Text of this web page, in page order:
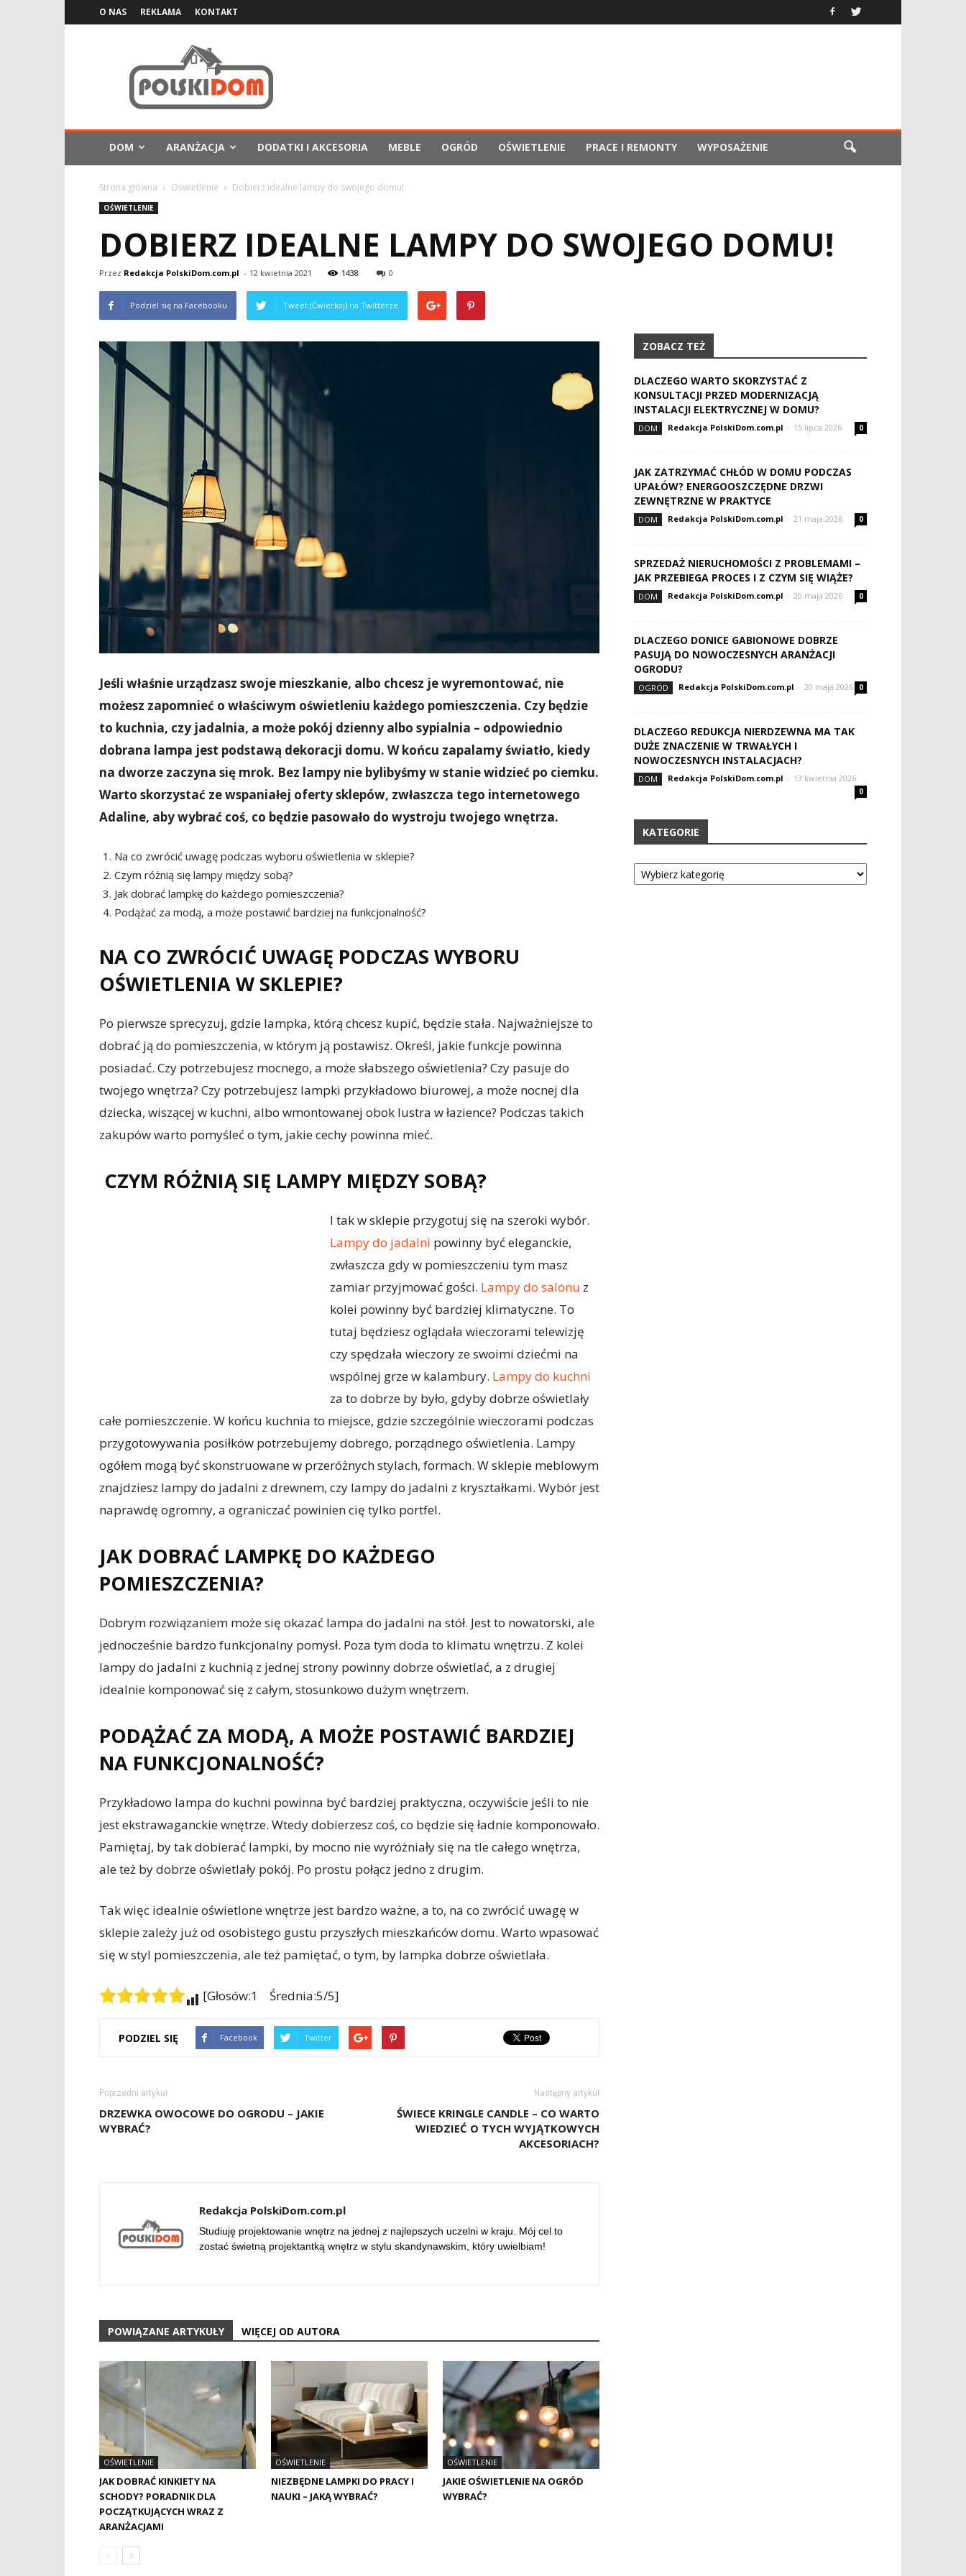
O NAS REKLAMA KONTAKT
DOM ARANŻACJA DODATKI I AKCESORIA MEBLE OGRÓD OŚWIETLENIE PRACE I REMONTY WYPOSAŻENIE
Strona główna Oświetlenie Dobierz idealne lampy do swojego domu!
OŚWIETLENIE
DOBIERZ IDEALNE LAMPY DO SWOJEGO DOMU!
Przez Redakcja PolskiDom.com.pl - 12 kwietnia 2021 1438 0
Podziel się na Facebooku Tweet (Ćwierkaj) na Twitterze
Jeśli właśnie urządzasz swoje mieszkanie, albo chcesz je wyremontować, nie
możesz zapomnieć o właściwym oświetleniu każdego pomieszczenia. Czy będzie
to kuchnia, czy jadalnia, a może pokój dzienny albo sypialnia – odpowiednio
dobrana lampa jest podstawą dekoracji domu. W końcu zapalamy światło, kiedy
na dworze zaczyna się mrok. Bez lampy nie bylibyśmy w stanie widzieć po ciemku.
Warto skorzystać ze wspaniałej oferty sklepów, zwłaszcza tego internetowego
Adaline, aby wybrać coś, co będzie pasowało do wystroju twojego wnętrza.
Na co zwrócić uwagę podczas wyboru oświetlenia w sklepie?
Czym różnią się lampy między sobą?
Jak dobrać lampkę do każdego pomieszczenia?
Podążać za modą, a może postawić bardziej na funkcjonalność?
NA CO ZWRÓCIĆ UWAGĘ PODCZAS WYBORU
OŚWIETLENIA W SKLEPIE?
Po pierwsze sprecyzuj, gdzie lampka, którą chcesz kupić, będzie stała. Najważniejsze to
dobrać ją do pomieszczenia, w którym ją postawisz. Określ, jakie funkcje powinna
posiadać. Czy potrzebujesz mocnego, a może słabszego oświetlenia? Czy pasuje do
twojego wnętrza? Czy potrzebujesz lampki przykładowo biurowej, a może nocnej dla
dziecka, wiszącej w kuchni, albo wmontowanej obok lustra w łazience? Podczas takich
zakupów warto pomyśleć o tym, jakie cechy powinna mieć.
CZYM RÓŻNIĄ SIĘ LAMPY MIĘDZY SOBĄ?
I tak w sklepie przygotuj się na szeroki wybór.
Lampy do jadalni powinny być eleganckie,
zwłaszcza gdy w pomieszczeniu tym masz
zamiar przyjmować gości. Lampy do salonu z
kolei powinny być bardziej klimatyczne. To
tutaj będziesz oglądała wieczorami telewizję
czy spędzała wieczory ze swoimi dziećmi na
wspólnej grze w kalambury. Lampy do kuchni
za to dobrze by było, gdyby dobrze oświetlały
całe pomieszczenie. W końcu kuchnia to miejsce, gdzie szczególnie wieczorami podczas
przygotowywania posiłków potrzebujemy dobrego, porządnego oświetlenia. Lampy
ogółem mogą być skonstruowane w przeróżnych stylach, formach. W sklepie meblowym
znajdziesz lampy do jadalni z drewnem, czy lampy do jadalni z kryształkami. Wybór jest
naprawdę ogromny, a ograniczać powinien cię tylko portfel.
JAK DOBRAĆ LAMPKĘ DO KAŻDEGO
POMIESZCZENIA?
Dobrym rozwiązaniem może się okazać lampa do jadalni na stół. Jest to nowatorski, ale
jednocześnie bardzo funkcjonalny pomysł. Poza tym doda to klimatu wnętrzu. Z kolei
lampy do jadalni z kuchnią z jednej strony powinny dobrze oświetlać, a z drugiej
idealnie komponować się z całym, stosunkowo dużym wnętrzem.
PODĄŻAĆ ZA MODĄ, A MOŻE POSTAWIĆ BARDZIEJ
NA FUNKCJONALNOŚĆ?
Przykładowo lampa do kuchni powinna być bardziej praktyczna, oczywiście jeśli to nie
jest ekstrawaganckie wnętrze. Wtedy dobierzesz coś, co będzie się ładnie komponowało.
Pamiętaj, by tak dobierać lampki, by mocno nie wyróżniały się na tle całego wnętrza,
ale też by dobrze oświetlały pokój. Po prostu połącz jedno z drugim.
Tak więc idealnie oświetlone wnętrze jest bardzo ważne, a to, na co zwrócić uwagę w
sklepie zależy już od osobistego gustu przyszłych mieszkańców domu. Warto wpasować
się w styl pomieszczenia, ale też pamiętać, o tym, by lampka dobrze oświetlała.
[Głosów:1 Średnia:5/5]
PODZIEL SIĘ Facebook Twitter
Poprzedni artykuł
DRZEWKA OWOCOWE DO OGRODU – JAKIE
WYBRAĆ?
Następny artykuł
ŚWIECE KRINGLE CANDLE – CO WARTO
WIEDZIEĆ O TYCH WYJĄTKOWYCH
AKCESORIACH?
Redakcja PolskiDom.com.pl
Studiuję projektowanie wnętrz na jednej z najlepszych uczelni w kraju. Mój cel to
zostać świetną projektantką wnętrz w stylu skandynawskim, który uwielbiam!
POWIĄZANE ARTYKUŁY WIĘCEJ OD AUTORA
OŚWIETLENIE
JAK DOBRAĆ KINKIETY NA
SCHODY? PORADNIK DLA
POCZĄTKUJĄCYCH WRAZ Z
ARANŻACJAMI
OŚWIETLENIE
NIEZBĘDNE LAMPKI DO PRACY I
NAUKI – JAKĄ WYBRAĆ?
OŚWIETLENIE
JAKIE OŚWIETLENIE NA OGRÓD
WYBRAĆ?
ZOBACZ TEŻ
DLACZEGO WARTO SKORZYSTAĆ Z
KONSULTACJI PRZED MODERNIZACJĄ
INSTALACJI ELEKTRYCZNEJ W DOMU?
DOM Redakcja PolskiDom.com.pl - 15 lipca 2026 0
JAK ZATRZYMAĆ CHŁÓD W DOMU PODCZAS
UPAŁÓW? ENERGOOSZCZĘDNE DRZWI
ZEWNĘTRZNE W PRAKTYCE
DOM Redakcja PolskiDom.com.pl - 21 maja 2026 0
SPRZEDAŻ NIERUCHOMOŚCI Z PROBLEMAMI –
JAK PRZEBIEGA PROCES I Z CZYM SIĘ WIĄŻE?
DOM Redakcja PolskiDom.com.pl - 20 maja 2026 0
DLACZEGO DONICE GABIONOWE DOBRZE
PASUJĄ DO NOWOCZESNYCH ARANŻACJI
OGRODU?
OGRÓD Redakcja PolskiDom.com.pl - 20 maja 2026 0
DLACZEGO REDUKCJA NIERDZEWNA MA TAK
DUŻE ZNACZENIE W TRWAŁYCH I
NOWOCZESNYCH INSTALACJACH?
DOM Redakcja PolskiDom.com.pl - 13 kwietnia 2026
0
KATEGORIE
Kategorie